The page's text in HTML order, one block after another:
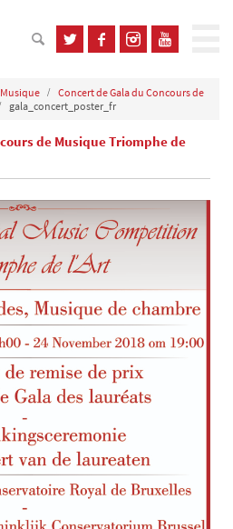
Concert de Gala du Concours de
gala_concert_poster_fr
de Musique Triomphe de